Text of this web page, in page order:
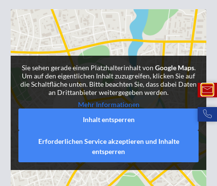
Sie sehen gerade einen Platzhalterinhalt von Google Maps.
Um auf den eigentlichen Inhalt zuzugreifen, klicken Sie auf
die Schaltfläche unten. Bitte beachten Sie, dass dabei Daten
an Drittanbieter weitergegeben werden.
Mehr Informationen
Inhalt entsperren
Erforderlichen Service akzeptieren und Inhalte
entsperren